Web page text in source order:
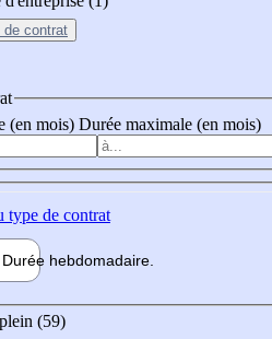
de contrat
(en mois) Durée maximale (en mois)
de contrat
Durée hebdomadaire
(59)